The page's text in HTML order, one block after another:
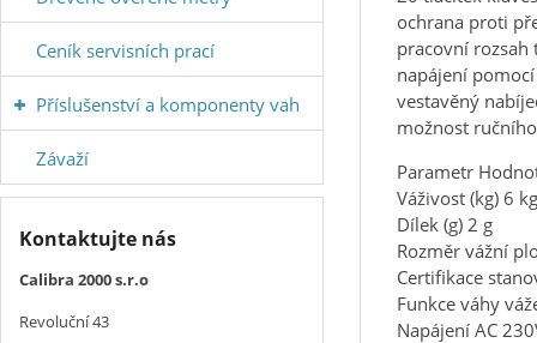
ochrana proti
pracovní rozsah
napájení
vestavěný
možnost
Parametr
Váživost (kg) 6 kg
Dílek (g) 2 g
Rozměr vážní
Certifikace
Funkce váhy
Napájení AC
Ceník servisních prací
Příslušenství a komponenty vah
Závaží
Kontaktujte nás
Calibra 2000 s.r.o
Revoluční 43